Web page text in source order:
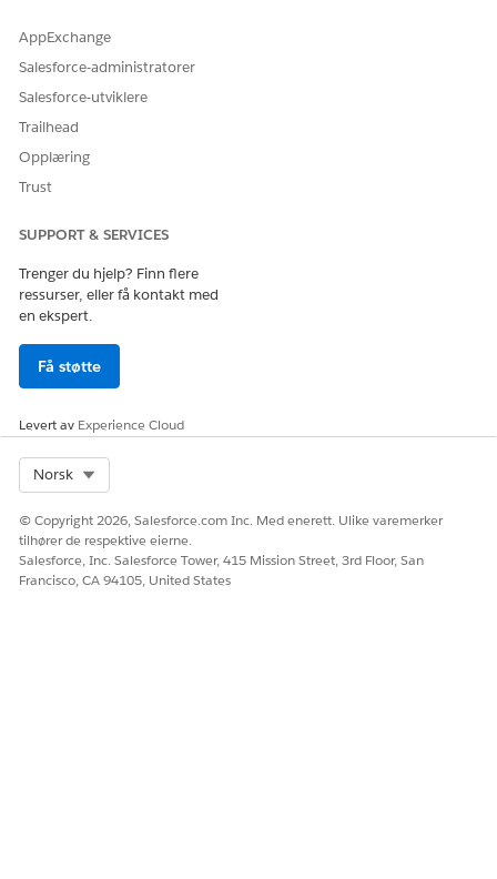
La oss få vite det slik at vi kan forbedre!
AppExchange
Salesforce-administratorer
Salesforce-utviklere
Trailhead
Opplæring
Trust
SUPPORT & SERVICES
Trenger du hjelp? Finn flere
ressurser, eller få kontakt med
en ekspert.
Få støtte
Levert av Experience Cloud
Norsk
© Copyright 2026, Salesforce.com Inc. Med enerett. Ulike varemerker
tilhører de respektive eierne.
Salesforce, Inc. Salesforce Tower, 415 Mission Street, 3rd Floor, San
Francisco, CA 94105, United States